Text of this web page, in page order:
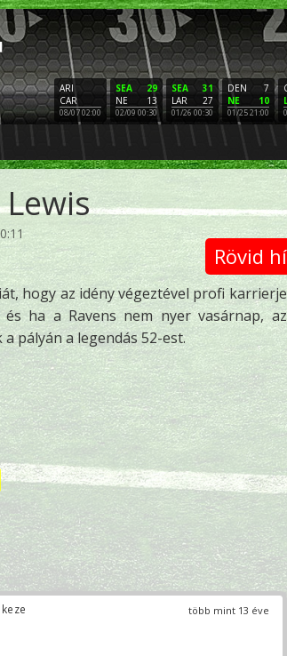
ARI
CAR
08/07 02:00
29
SEA
13
NE
02/09 00:30
31
SEA
27
LAR
01/26 00:30
7
DEN
10
NE
01/25 21:00
Rövid
hogy az idény végeztével profi karrierje
ha a Ravens nem nyer vasárnap, az
pályán a legendás 52-est.
több mint 13 éve